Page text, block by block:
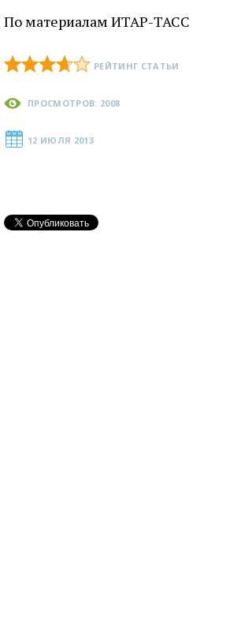
По материалам ИТАР-ТАСС
РЕЙТИНГ СТАТЬИ
ПРОСМОТРОВ: 2008
12 ИЮЛЯ 2013